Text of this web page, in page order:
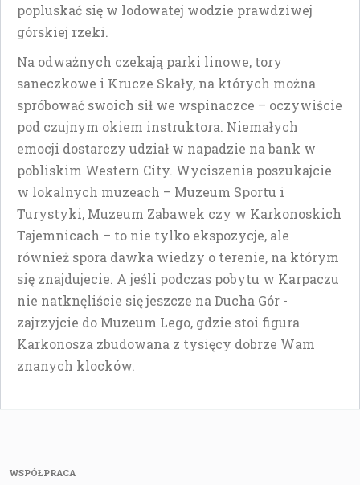
popluskać się w lodowatej wodzie prawdziwej
górskiej rzeki.
Na odważnych czekają parki linowe, tory
saneczkowe i Krucze Skały, na których można
spróbować swoich sił we wspinaczce – oczywiście
pod czujnym okiem instruktora. Niemałych
emocji dostarczy udział w napadzie na bank w
pobliskim Western City. Wyciszenia poszukajcie
w lokalnych muzeach – Muzeum Sportu i
Turystyki, Muzeum Zabawek czy w Karkonoskich
Tajemnicach – to nie tylko ekspozycje, ale
również spora dawka wiedzy o terenie, na którym
się znajdujecie. A jeśli podczas pobytu w Karpaczu
nie natknęliście się jeszcze na Ducha Gór -
zajrzyjcie do Muzeum Lego, gdzie stoi figura
Karkonosza zbudowana z tysięcy dobrze Wam
znanych klocków.
WSPÓŁPRACA